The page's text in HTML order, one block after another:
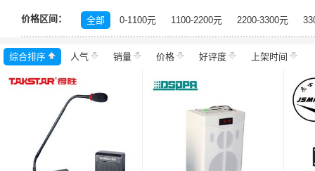
价格区间： 全部 0-1100元 1100-2200元 2200-3300元
综合排序 人气 销量 价格 好评度 上架时间